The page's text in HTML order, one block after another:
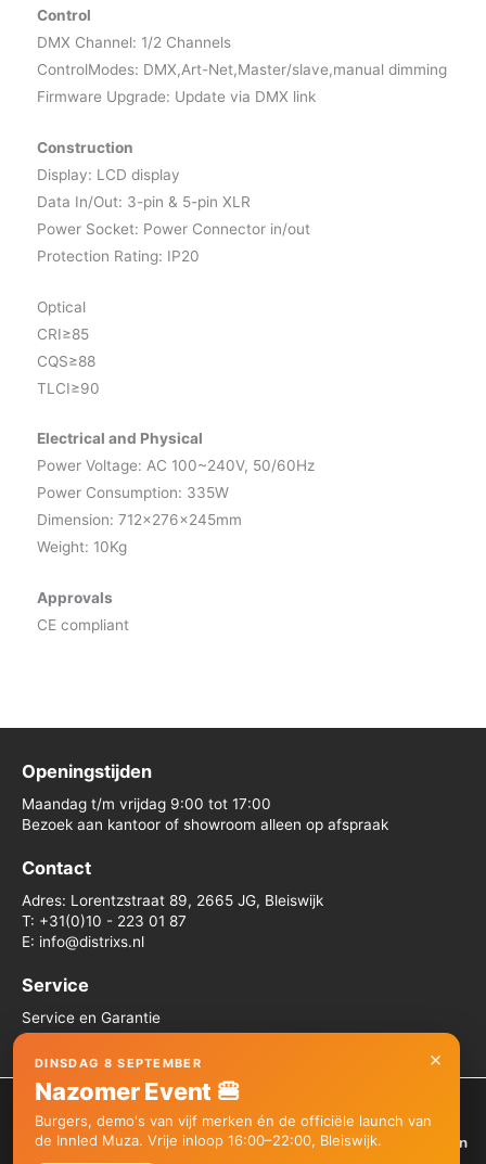
Control
DMX Channel: 1/2 Channels
ControlModes: DMX,Art-Net,Master/slave,manual dimming
Firmware Upgrade: Update via DMX link
Construction
Display: LCD display
Data In/Out: 3-pin & 5-pin XLR
Power Socket: Power Connector in/out
Protection Rating: IP20
Optical
CRI≥85
CQS≥88
TLCI≥90
Electrical and Physical
Power Voltage: AC 100~240V, 50/60Hz
Power Consumption: 335W
Dimension: 712x276x245mm
Weight: 10Kg
Approvals
CE compliant
Openingstijden
Maandag t/m vrijdag 9:00 tot 17:00
Bezoek aan kantoor of showroom alleen op afspraak
Contact
Adres: Lorentzstraat 89, 2665 JG, Bleiswijk
T: +31(0)10 - 223 01 87
E: info@distrixs.nl
Service
Service en Garantie
Algemene voorwaarden
Copyright © 2026 Distrixs
We gebruiken cookies om je de beste ervaring op onze site te
bieden.
Je kunt meer informatie vinden over welke cookies we gebruiken
×
DINSDAG 8 SEPTEMBER
Nazomer Event 🍔
Burgers, demo's van vijf merken én de officiële launch van
de Innled Muza. Vrije inloop 16:00–22:00, Bleiswijk.